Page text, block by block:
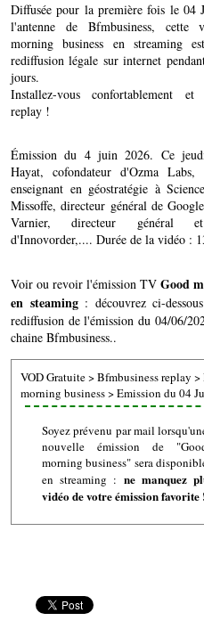
Diffusée pour la première fois le 04
l'antenne de Bfmbusiness, cette
morning business en streaming
rediffusion légale sur internet
jours.
Installez-vous confortablement et
replay !
Émission du 4 juin 2026. Ce
Hayat, cofondateur d'Ozma Labs,
enseignant en géostratégie à
Missoffe, directeur général de
Varnier, directeur général et
d'Innovorder,.... Durée de la vidéo :
Voir ou revoir l'émission TV Good
en steaming: découvrez ci-
rediffusion de l'émission du 04/06/
chaine Bfmbusiness..
VOD Gratuite>Bfmbusiness replay >
morning business>Emission du 04
Soyez prévenu par mail
nouvelle émission de
morning business" sera
en streaming : ne manquez
vidéo de votre émission favorite